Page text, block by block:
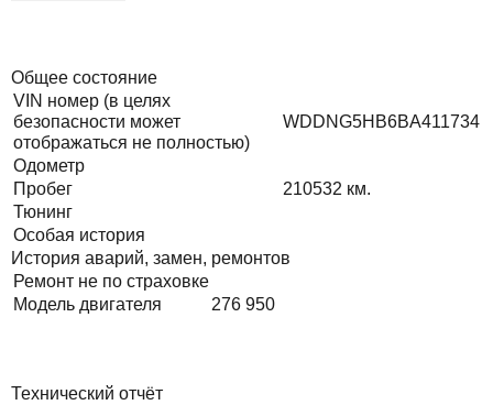
Общее состояние
VIN номер (в целях
безопасности может
отображаться не полностью)
WDDNG5HB6BA411734
Одометр
Пробег
210532 км.
Тюнинг
Особая история
История аварий, замен, ремонтов
Ремонт не по страховке
Модель двигателя
276 950
Технический отчёт